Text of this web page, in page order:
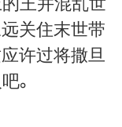
关住末世带
许过将撒旦
。